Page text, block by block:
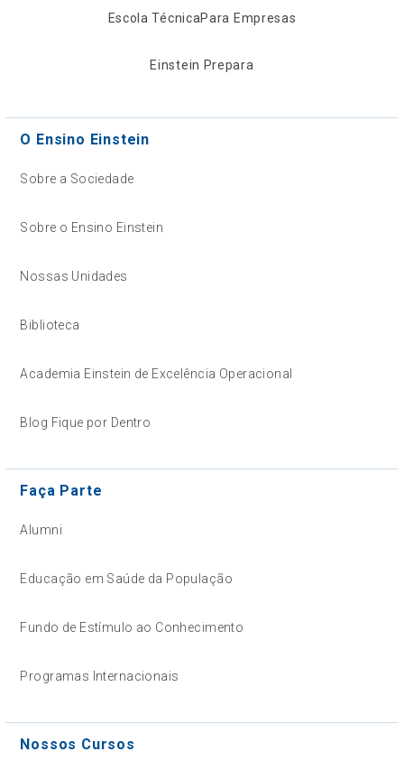
Escola TécnicaPara Empresas
Einstein Prepara
O Ensino Einstein
Sobre a Sociedade
Sobre o Ensino Einstein
Nossas Unidades
Biblioteca
Academia Einstein de Excelência Operacional
Blog Fique por Dentro
Faça Parte
Alumni
Educação em Saúde da População
Fundo de Estímulo ao Conhecimento
Programas Internacionais
Nossos Cursos